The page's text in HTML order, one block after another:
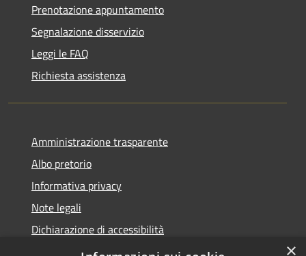
Prenotazione appuntamento
Segnalazione disservizio
Leggi le FAQ
Richiesta assistenza
Amministrazione trasparente
Albo pretorio
Informativa privacy
Note legali
Dichiarazione di accessibilità
Piano di miglioramento del sito
×